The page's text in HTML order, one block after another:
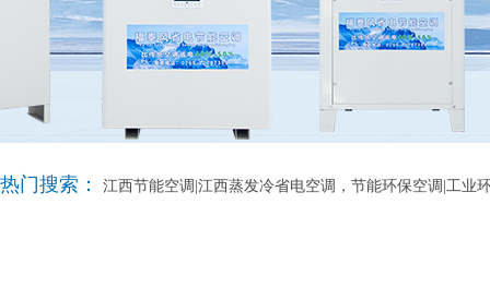
热门搜索： 江西节能空调|江西蒸发冷省电空调，节能环保空调|工业